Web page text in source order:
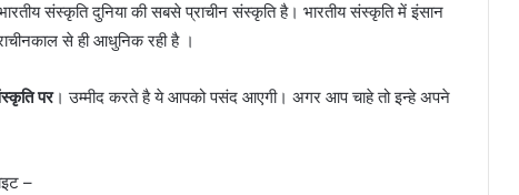
संस्कृति दुनिया की सबसे प्राचीन संस्कृति है। भारतीय संस्कृति में इंसान
से ही आधुनिक रही है ।
पर। उम्मीद करते है ये आपको पसंद आएगी। अगर आप चाहे तो इन्हे अपने
–